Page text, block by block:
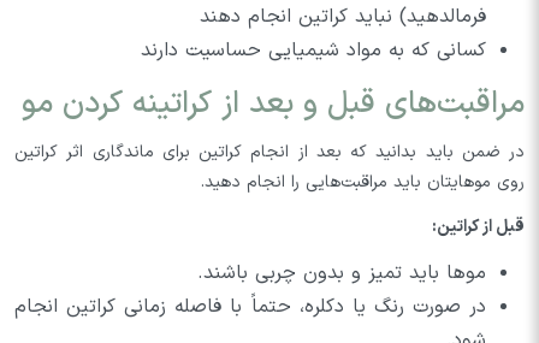
فرمالدهید) نباید کراتین انجام دهند
کسانی که به مواد شیمیایی حساسیت دارند
مراقبت‌های قبل و بعد از کراتینه کردن مو
در ضمن باید بدانید که بعد از انجام کراتین برای ماندگاری اثر کراتین
روی موهایتان باید مراقبت‌هایی را انجام دهید.
قبل از کراتین:
موها باید تمیز و بدون چربی باشند.
در صورت رنگ یا دکلره، حتماً با فاصله زمانی کراتین انجام